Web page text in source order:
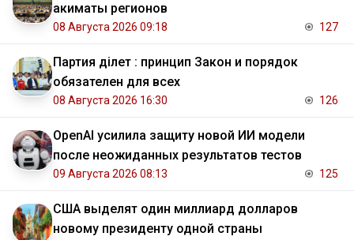
акиматы регионов
08 Августа 2026 09:18 127
Партия Әділет : принцип Закон и порядок
обязателен для всех
08 Августа 2026 16:30 126
OpenAI усилила защиту новой ИИ модели
после неожиданных результатов тестов
09 Августа 2026 08:13 125
США выделят один миллиард долларов
новому президенту одной страны